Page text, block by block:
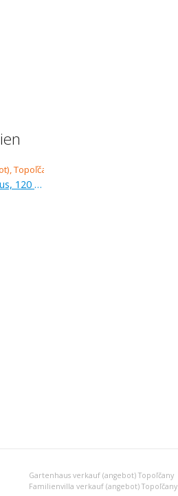
Verkauf (Angebot), einfamilienhaus, 120 m
Gartenhaus verkauf (angebot) Topoľčany
Familienvilla verkauf (angebot) Topoľčany